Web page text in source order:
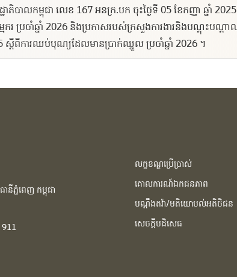
ាលកម្ពុជា លេខ 167 អនក្រ.បក ចុះថ្ងៃទី 05 ខែកញ្ញា ឆ្នាំ
ប្រចាំឆ្នាំ 2026 និងប្រកាសរបស់ក្រសួងការងារនិងបណ្ដុះបណ្ដាលវិ
ស្ដីពីការឈប់បុណ្យដែលមានប្រាក់ឈ្នួល ប្រចាំឆ្នាំ 2026 ។
នីភ្នំពេញ កម្ពុជា​
លក្ខខណ្ឌប្រើប្រាស់
គោលការណ៍ឯកជនភាព
បណ្ដឹងតវ៉ា/មតិយោបល់អតិថិជន
សេចក្ដីបដិសេធ